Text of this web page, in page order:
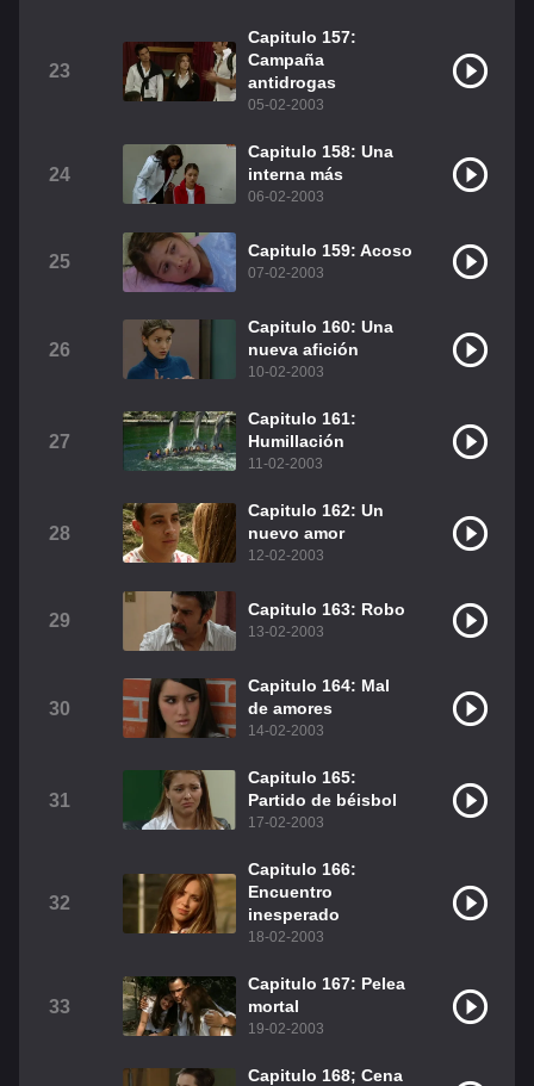
23
Capitulo 157:
Campaña
antidrogas
05-02-2003
24
Capitulo 158: Una
interna más
06-02-2003
25
Capitulo 159: Acoso
07-02-2003
26
Capitulo 160: Una
nueva afición
10-02-2003
27
Capitulo 161:
Humillación
11-02-2003
28
Capitulo 162: Un
nuevo amor
12-02-2003
29
Capitulo 163: Robo
13-02-2003
30
Capitulo 164: Mal
de amores
14-02-2003
31
Capitulo 165:
Partido de béisbol
17-02-2003
32
Capitulo 166:
Encuentro
inesperado
18-02-2003
33
Capitulo 167: Pelea
mortal
19-02-2003
Capitulo 168; Cena